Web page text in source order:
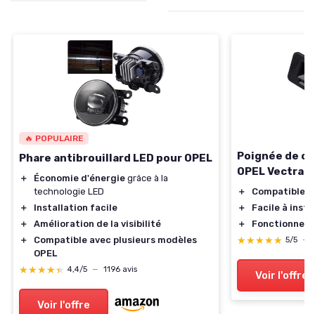
🔥 POPULAIRE
Phare antibrouillard LED pour OPEL
＋ Économie d'énergie grâce à la
technologie LED
＋
Installation facile
＋
Amélioration de la visibilité
＋
Compatible avec plusieurs modèles
OPEL
★★★★★
★★★★★ 4,4/5 — 1196 avis
Voir l'offre
Poignée de
OPEL Vectra C
＋ Compatible
＋
Facile à
＋
Fonctionnel
★★★★★
★★★★★ 5/5 —
Voir l'offre